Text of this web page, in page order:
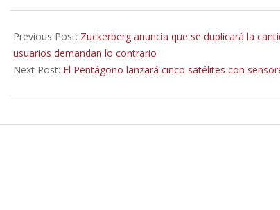
07-
30
Previous Post: Zuckerberg anuncia que se duplicará la
usuarios demandan lo contrario
Next Post: El Pentágono lanzará cinco satélites con